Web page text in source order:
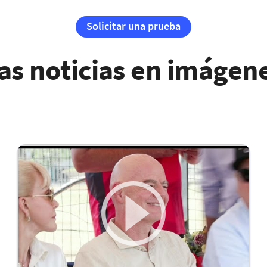
Solicitar una prueba
noticias en